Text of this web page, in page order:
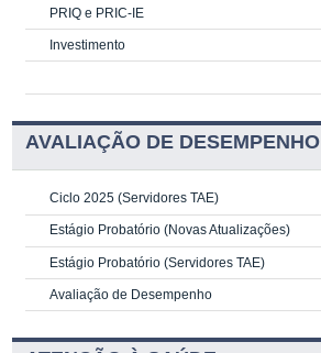
PRIQ e PRIC-IE
Investimento
AVALIAÇÃO DE DESEMPENHO
Ciclo 2025 (Servidores TAE)
Estágio Probatório (Novas Atualizações)
Estágio Probatório (Servidores TAE)
Avaliação de Desempenho